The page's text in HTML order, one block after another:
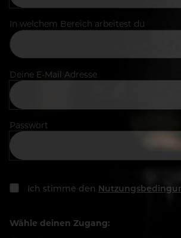
In welchem Bereich arbeitest du
Deine E-Mail Adresse
Passwort
Ich stimme den
Wähle deinen Zugang: